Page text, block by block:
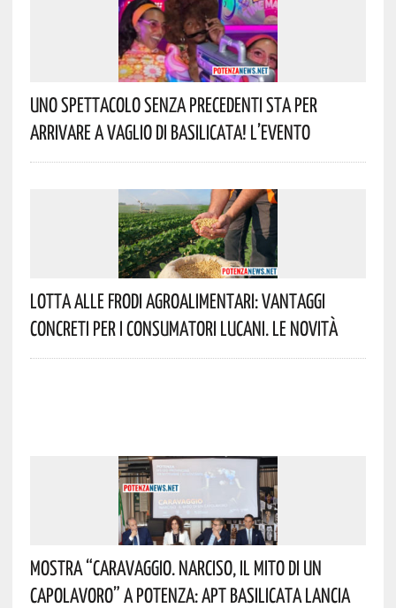
Uno Spettacolo Senza Precedenti Sta Per
Arrivare A Vaglio Di Basilicata! L’evento
Lotta Alle Frodi Agroalimentari: Vantaggi
Concreti Per I Consumatori Lucani. Le Novità
Mostra “Caravaggio. Narciso, Il Mito Di Un
Capolavoro” A Potenza: APT Basilicata Lancia